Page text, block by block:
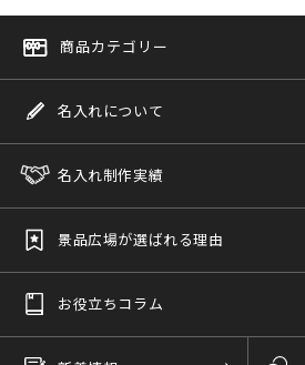
商品カテゴリー
名入れについて
名入れ制作実績
景品広場が選ばれる理由
お役立ちコラム